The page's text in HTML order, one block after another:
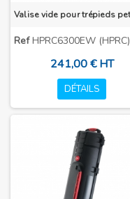
RefHPRC6300EW (HPRC)
241,00 € HT
DÉTAILS